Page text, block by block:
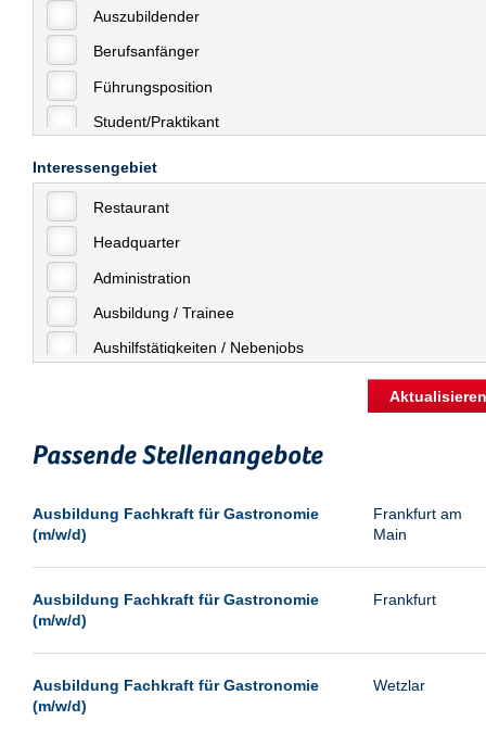
Dessau
Dresden
Düsseldorf
Erfurt
Essen
Frankfurt
Frankfurt am Main
Freiburg
Fulda
Göppingen
Hamburg
Heilbronn
Kassel
Laatzen
Auszubildender
Berufsanfänger
Führungsposition
Student/Praktikant
Interessengebiet
Restaurant
Headquarter
Administration
Ausbildung / Trainee
Aushilfstätigkeiten / Nebenjobs
Sonstiges
Passende Stellenangebote
Ausbildung Fachkraft für Gastronomie
(m/w/d)
Frankfurt am
Main
Ausbildung Fachkraft für Gastronomie
(m/w/d)
Frankfurt
Ausbildung Fachkraft für Gastronomie
(m/w/d)
Wetzlar